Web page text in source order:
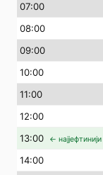
07:00
08:00
09:00
10:00
11:00
12:00
13:00 ← најјефтинији
14:00